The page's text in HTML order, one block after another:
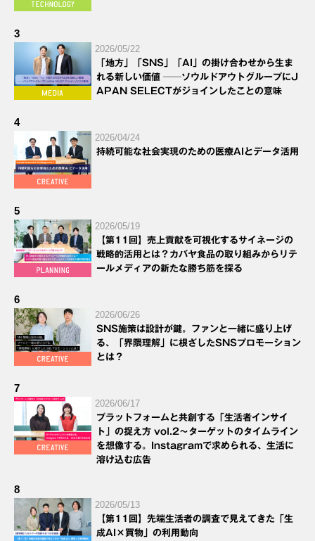
3
2026/05/22
「地方」「SNS」「AI」の掛け合わせから生ま
れる新しい価値 ──ソウルドアウトグループにJ
APAN SELECTがジョインしたことの意味
4
2026/04/24
持続可能な社会実現のための医療AIとデータ活用
5
2026/05/19
【第11回】売上貢献を可視化するサイネージの
戦略的活用とは？カバヤ食品の取り組みからリテ
ールメディアの新たな勝ち筋を探る
6
2026/06/26
SNS施策は設計が鍵。ファンと一緒に盛り上げ
る、「界隈理解」に根ざしたSNSプロモーション
とは？
7
2026/06/17
プラットフォームと共創する「生活者インサイ
ト」の捉え方 vol.2～ターゲットのタイムライン
を想像する。Instagramで求められる、生活に
溶け込む広告
8
2026/05/13
【第11回】先端生活者の調査で見えてきた「生
成AI×買物」の利用動向